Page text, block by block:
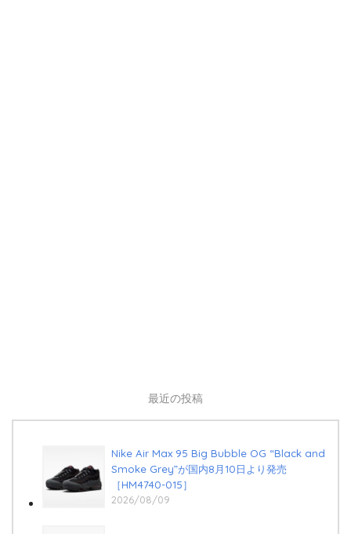
最近の投稿
Nike Air Max 95 Big Bubble OG “Black and
Smoke Grey”が国内8月10日より発売
［HM4740-015］
2026/08/09